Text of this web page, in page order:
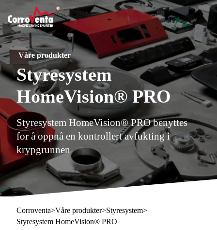
Våre produkter
Styresystem
HomeVision® PRO
Styresystem HomeVision® PRO benyttes
for å oppnå en kontrollert avfukting i
krypgrunnen
Corroventa>Våre produkter>Styresystem>
Styresystem HomeVision® PRO